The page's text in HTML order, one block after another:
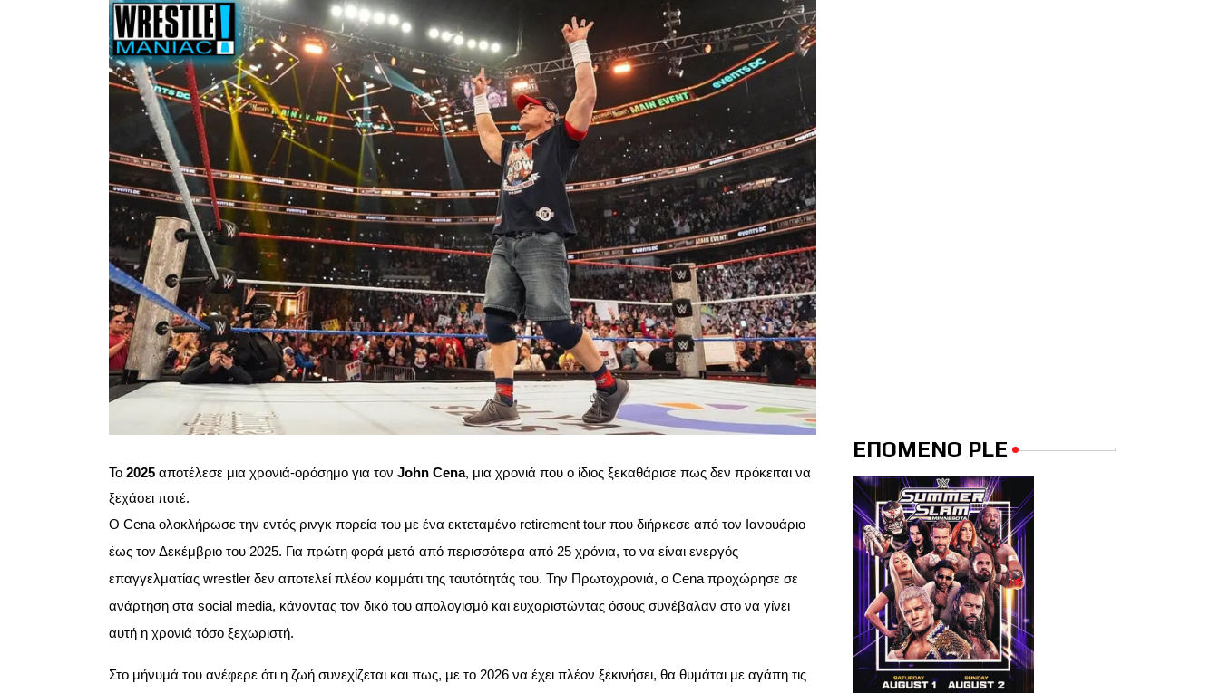
Το 2025αποτέλεσε μια χρονιά-ορόσημο για τον John Cena, μια χρονιά που ο ίδιος ξεκαθάρισε πως δεν πρόκειται να
ξεχάσει ποτέ.
Ο Cena ολοκλήρωσε την εντός ρινγκ πορεία του με ένα εκτεταμένο retirement tour που διήρκεσε από τον Ιανουάριο
έως τον Δεκέμβριο του 2025. Για πρώτη φορά μετά από περισσότερα από 25 χρόνια, το να είναι ενεργός
επαγγελματίας wrestler δεν αποτελεί πλέον κομμάτι της ταυτότητάς του. Την Πρωτοχρονιά, ο Cena προχώρησε σε
ανάρτηση στα social media, κάνοντας τον δικό του απολογισμό και ευχαριστώντας όσους συνέβαλαν στο να γίνει
αυτή η χρονιά τόσο ξεχωριστή.
Στο μήνυμά του ανέφερε ότι η ζωή συνεχίζεται και πως, με το 2026 να έχει πλέον ξεκινήσει, θα θυμάται με αγάπη τις
ΕΠΟΜΕΝΟ PLE